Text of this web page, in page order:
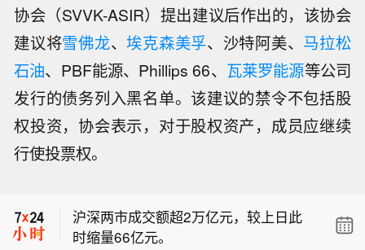
协会（SVVK-ASIR）提出建议后作出的，该协会
建议将雪佛龙、埃克森美孚、沙特阿美、 马拉松
石油、PBF能源、Phillips 66、 瓦莱罗能源等公司
发行的债务列入黑名单。该建议的禁令不包括股
权投资，协会表示，对于股权资产，成员应继续
行使投票权。
超7%，株冶集团、兴业银锡、中金黄
金、山金国际跟涨。
沪深两市成交额超2万亿元，较上日此
时缩量66亿元。